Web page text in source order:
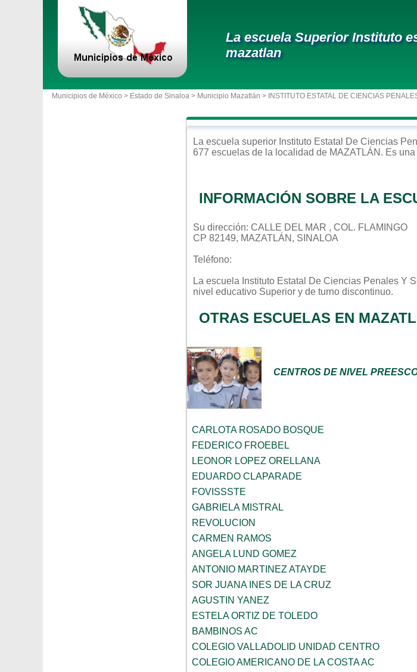
La escuela Superior Instituto
mazatlan
Municipios de México > Estado de Sinaloa > Municipio Mazatlán > INSTITUTO ESTATAL DE CIENCIAS
La escuela superior Instituto Estatal De Ciencias
677 escuelas de la localidad de MAZATLÁN . Es
INFORMACIÓN SOBRE LA
Su dirección: CALLE DEL MAR , COL. FLAMINGO
CP 82149, MAZATLÁN, SINALOA
Teléfono:
La escuela Instituto Estatal De Ciencias Penales Y
nivel educativo Superior y de turno discontinuo.
OTRAS ESCUELAS EN
CENTROS DE NIVEL
CARLOTA ROSADO BOSQUE
FEDERICO FROEBEL
LEONOR LOPEZ ORELLANA
EDUARDO CLAPARADE
FOVISSSTE
GABRIELA MISTRAL
REVOLUCION
CARMEN RAMOS
ANGELA LUND GOMEZ
ANTONIO MARTINEZ ATAYDE
SOR JUANA INES DE LA CRUZ
AGUSTIN YANEZ
ESTELA ORTIZ DE TOLEDO
BAMBINOS AC
COLEGIO VALLADOLID UNIDAD CENTRO
COLEGIO AMERICANO DE LA COSTA AC